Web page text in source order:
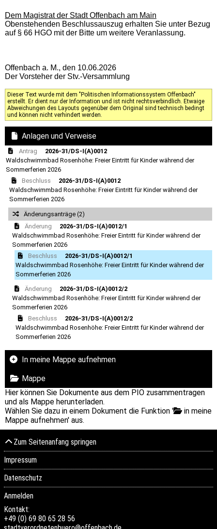
Dem Magistrat der Stadt Offenbach am Main
Obenstehenden Beschlussauszug erhalten Sie unter Bezug
auf § 66 HGO mit der Bitte um weitere Veranlassung.
Offenbach a. M., den 10.06.2026
Der Vorsteher der Stv.-Versammlung
Dieser Text wurde mit dem "Politischen Informationssystem Offenbach"
erstellt. Er dient nur der Information und ist nicht rechtsverbindlich. Etwaige
Abweichungen des Layouts gegenüber dem Original sind technisch bedingt
und können nicht verhindert werden.
Anlagen und Verweise
Antrag
2026-31/DS-I(A)0012
Waldschwimmbad Rosenhöhe: Freier Eintritt für Kinder während der
Sommerferien 2026
Beschluss
2026-31/DS-I(A)0012
Waldschwimmbad Rosenhöhe: Freier Eintritt für Kinder während der
Sommerferien 2026
Änderungsanträge (2)
Änderung
2026-31/DS-I(A)0012/1
Waldschwimmbad Rosenhöhe: Freier Eintritt für Kinder während der
Sommerferien 2026
Beschluss
2026-31/DS-I(A)0012/1
Waldschwimmbad Rosenhöhe: Freier Eintritt für Kinder während der
Sommerferien 2026
Änderung
2026-31/DS-I(A)0012/2
Waldschwimmbad Rosenhöhe: Freier Eintritt für Kinder während der
Sommerferien 2026
Beschluss
2026-31/DS-I(A)0012/2
Waldschwimmbad Rosenhöhe: Freier Eintritt für Kinder während der
Sommerferien 2026
In meine Mappe aufnehmen
Mappe
Hier können Sie Dokumente aus dem PIO zusammentragen
und als Mappe herunterladen.
Wählen Sie dazu in einem Dokument die Funktion '
in meine
Mappe aufnehmen' aus.
Zum Seitenanfang springen
Impressum
Datenschutz
Anmelden
Kontakt:
+49 (0) 69 80 65 28 56